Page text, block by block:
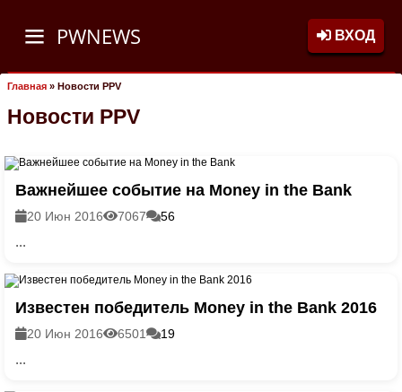
PWNEWS ВХОД
Главная » Новости PPV
Новости PPV
Важнейшее событие на Money in the Bank
20 Июн 2016 7067 56
...
Известен победитель Money in the Bank 2016
20 Июн 2016 6501 19
...